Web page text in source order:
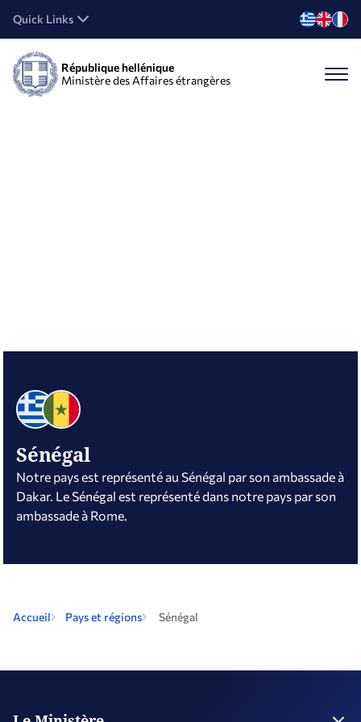
Quick Links
République hellénique
Ministère des Affaires étrangères
Sénégal
Notre pays est représenté au Sénégal par son ambassade à
Dakar. Le Sénégal est représenté dans notre pays par son
ambassade à Rome.
Accueil Pays et régions Sénégal